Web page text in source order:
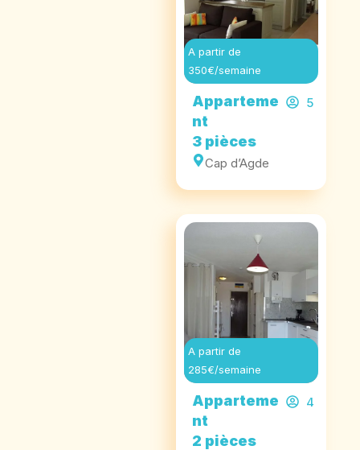
A partir de
350€/semaine
Apparteme
nt
3 pièces
Cap d’Agde
5
A partir de
285€/semaine
Apparteme
nt
2 pièces
4